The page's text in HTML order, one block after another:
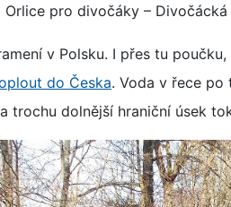
pro divočáky – Divočácká
v Polsku. I přes tu
do Česka. Voda v řece po
trochu dolnější hraniční úsek